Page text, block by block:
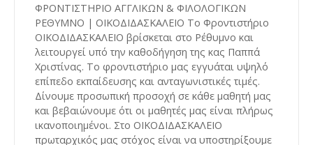
ΦΡΟΝΤΙΣΤΗΡΙΟ ΑΓΓΛΙΚΩΝ & ΦΙΛΟΛΟΓΙΚΩΝ
ΡΕΘΥΜΝΟ | ΟΙΚΟΔΙΔΑΣΚΑΛΕΙΟ Το Φροντιστήριο
ΟΙΚΟΔΙΔΑΣΚΑΛΕΙΟ βρίσκεται στο Ρέθυμνο και
λειτουργεί υπό την καθοδήγηση της κας Παππά
Χριστίνας. Το φροντιστήριο μας εγγυάται υψηλό
επίπεδο εκπαίδευσης και ανταγωνιστικές τιμές.
Δίνουμε προσωπική προσοχή σε κάθε μαθητή μας
και βεβαιώνουμε ότι οι μαθητές μας είναι πλήρως
ικανοποιημένοι. Στο ΟΙΚΟΔΙΔΑΣΚΑΛΕΙΟ
πρωταρχικός μας στόχος είναι να υποστηρίξουμε